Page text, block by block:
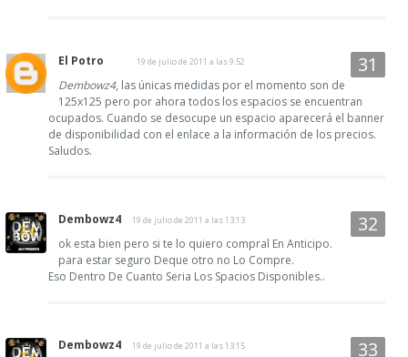
El Potro 19 de julio de 2011 a las 9:52
Dembowz4, las únicas medidas por el momento son de
125x125 pero por ahora todos los espacios se encuentran
ocupados. Cuando se desocupe un espacio aparecerá el banner
de disponibilidad con el enlace a la información de los precios.
Saludos.
Dembowz4 19 de julio de 2011 a las 13:13
ok esta bien pero si te lo quiero compral En Anticipo.
para estar seguro Deque otro no Lo Compre.
Eso Dentro De Cuanto Seria Los Spacios Disponibles..
Dembowz4 19 de julio de 2011 a las 13:15